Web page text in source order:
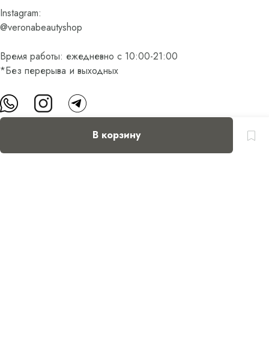
В корзину
Instagram:
@veronabeautyshop
Время работы: ежедневно с 10:00-21:00
*Без перерыва и выходных
Доставка и оплата